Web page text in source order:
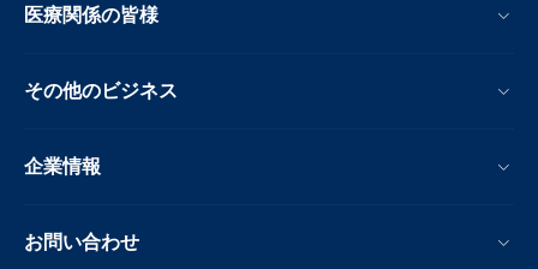
医療関係の皆様
その他のビジネス
企業情報
お問い合わせ